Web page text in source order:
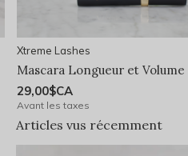
Xtreme Lashes
Mascara Longueur et Volume
29,00$CA
Avant les taxes
Articles vus récemment